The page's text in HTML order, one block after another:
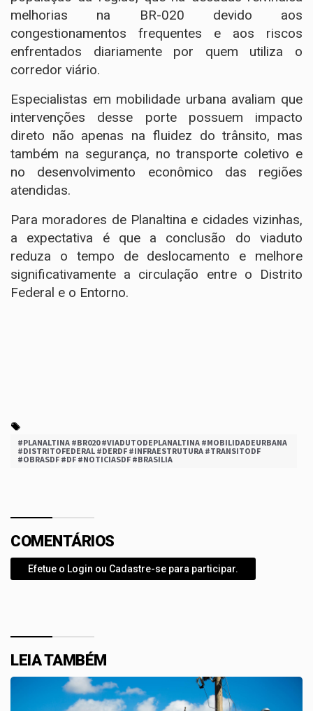
melhorias na BR-020 devido aos
congestionamentos frequentes e aos riscos
enfrentados diariamente por quem utiliza o
corredor viário.
Especialistas em mobilidade urbana avaliam que
intervenções desse porte possuem impacto
direto não apenas na fluidez do trânsito, mas
também na segurança, no transporte coletivo e
no desenvolvimento econômico das regiões
atendidas.
Para moradores de Planaltina e cidades vizinhas,
a expectativa é que a conclusão do viaduto
reduza o tempo de deslocamento e melhore
significativamente a circulação entre o Distrito
Federal e o Entorno.
#PLANALTINA #BR020 #VIADUTODEPLANALTINA #MOBILIDADEURBANA
#DISTRITOFEDERAL #DERDF #INFRAESTRUTURA #TRANSITODF
#OBRASDF #DF #NOTICIASDF #BRASILIA
COMENTÁRIOS
Efetue o Login ou Cadastre-se para participar.
LEIA TAMBÉM